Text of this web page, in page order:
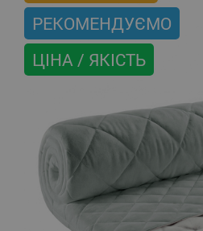
РЕКОМЕНДУЄМО
ЦІНА / ЯКІСТЬ